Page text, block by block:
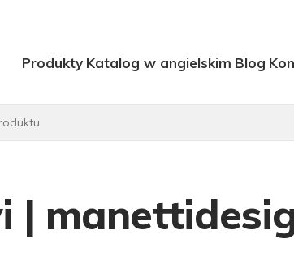
Produkty Katalog w angielskim Blog
|